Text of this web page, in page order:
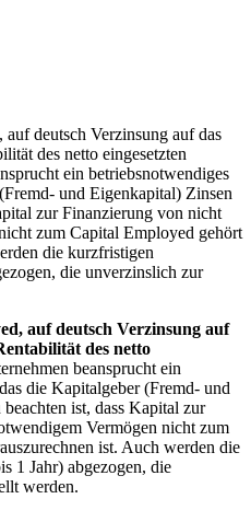
deutsch Verzinsung auf das
des netto eingesetzten
ein betriebsnotwendiges
und Eigenkapital) Zinsen
zur Finanzierung von nicht
zum Capital Employed gehört
die kurzfristigen
die unverzinslich zur
auf deutsch Verzinsung auf
des netto
beansprucht ein
die Kapitalgeber (Fremd- und
ist, dass Kapital zur
Vermögen nicht zum
ist. Auch werden die
1 Jahr) abgezogen, die
werden.